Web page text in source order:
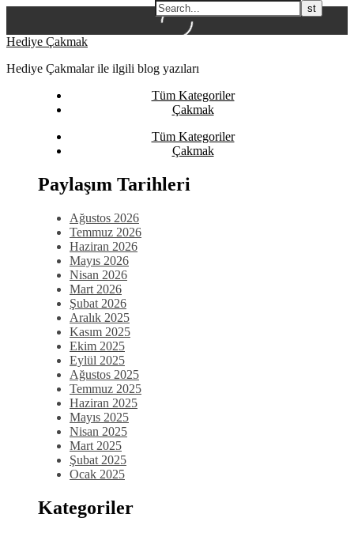
Skip
content
Hediye Çakmak
Hediye Çakmalar ile ilgili blog yazıları
Tüm Kategoriler
Çakmak
Tüm Kategoriler
Çakmak
Paylaşım Tarihleri
Ağustos 2026
Temmuz 2026
Haziran 2026
Mayıs 2026
Nisan 2026
Mart 2026
Şubat 2026
Aralık 2025
Kasım 2025
Ekim 2025
Eylül 2025
Ağustos 2025
Temmuz 2025
Haziran 2025
Mayıs 2025
Nisan 2025
Mart 2025
Şubat 2025
Ocak 2025
Kategoriler